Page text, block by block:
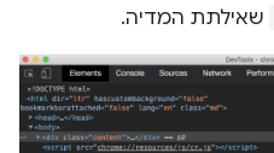
שאילתת המדיה.